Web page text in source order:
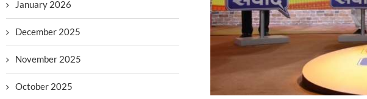
January 2026
December 2025
November 2025
October 2025